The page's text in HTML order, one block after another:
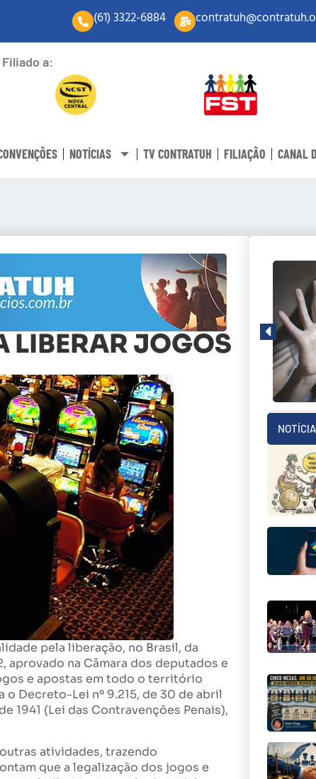
(61) 3322-6884
Filiado a:
NOTÍCIAS TV CONTRATUH FILIAÇÃO CANAL
LIBERAR JOGOS
pela liberação, no Brasil, da
aprovado na Câmara dos deputados e
e apostas em todo o território
o Decreto-Lei nº 9.215, de 30 de abril
1941 (Lei das Contravenções Penais),
atividades, trazendo
que a legalização dos jogos e